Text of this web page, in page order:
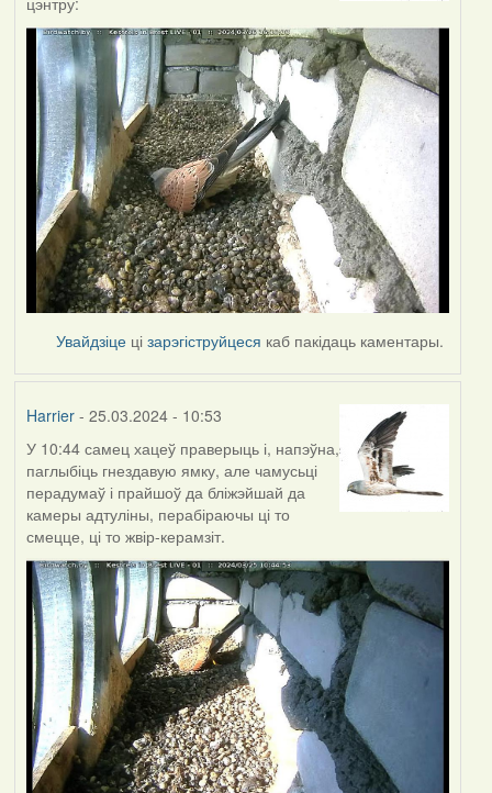
Увайдзіце цізарэгіструйцеся каб пакідаць каментары.
Harrier- 25.03.2024 - 10:53
У 10:44 самец хацеў праверыць і, напэўна,
паглыбіць гнездавую ямку, але чамусьці
перадумаў і прайшоў да бліжэйшай да
камеры адтуліны, перабіраючы ці то
смецце, ці то жвір-керамзіт.